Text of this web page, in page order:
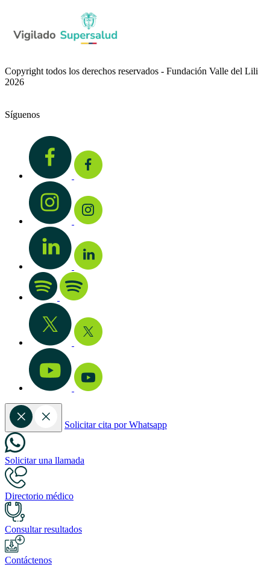
Copyright todos los derechos reservados - Fundación Valle del Lili
2026
Síguenos
Solicitar cita por Whatsapp
Solicitar una llamada
Directorio médico
Consultar resultados
Contáctenos